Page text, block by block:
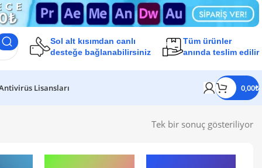
Sol alt kısımdan canlı
desteğe bağlanabilirsiniz
Tüm ürünler
anında teslim edilir
Lisansları 0,00₺
Tek bir sonuç gösteriliyor